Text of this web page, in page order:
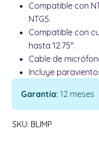
Compatible con
NTG5.
Compatible con
hasta 12.75".
Cable de
Incluye
Garantía: 12 meses
SKU: BLIMP